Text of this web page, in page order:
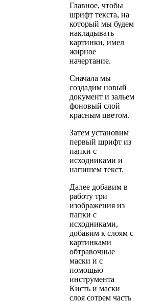
Главное, чтобы
шрифт текста, на
который мы будем
накладывать
картинки, имел
жирное
начертание.
Сначала мы
создадим новый
документ и зальем
фоновый слой
красным цветом.
Затем установим
первый шрифт из
папки с
исходниками и
напишем текст.
Далее добавим в
работу три
изображения из
папки с
исходниками,
добавим к слоям с
картинками
обтравочные
маски и с
помощью
инструмента
Кисть и маски
слоя сотрем часть